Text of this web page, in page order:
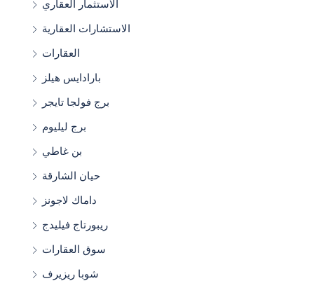
الاستثمار العقاري
الاستشارات العقارية
العقارات
بارادايس هيلز
برج فولجا تايجر
برج ليليوم
بن غاطي
حيان الشارقة
داماك لاجونز
ريبورتاج فيليدج
سوق العقارات
شوبا ريزيرف